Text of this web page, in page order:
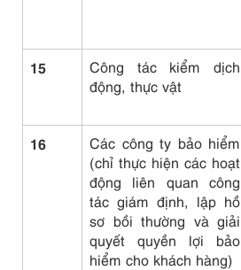
15
Công tác kiểm dịch
động, thực vật
16
Các công ty bảo hiểm
(chỉ thực hiện các hoạt
động liên quan công
tác giám định, lập hồ
sơ bồi thường và giải
quyết quyền lợi bảo
hiểm cho khách hàng)